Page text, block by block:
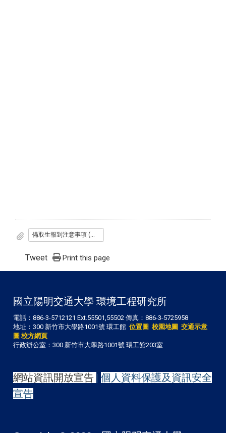
備取生報到注意事項 (第八梯次)
Tweet Print this page
國立陽明交通大學 環境工程研究所
電話：886-3-5712121 Ext.55501,55502 傳真：886-3-5725958
地址：300 新竹市大學路1001號 環工館 位置圖 校園地圖 交通示意
圖 校方網頁
行政辦公室：300 新竹市大學路1001號 環工館203室
網站資訊開放宣告
個人資料保護及資訊安全
宣告